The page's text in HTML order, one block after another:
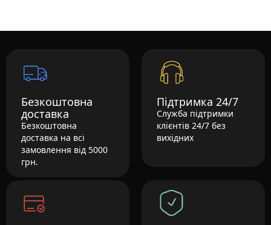
Безкоштовна
доставка
Безкоштовна
доставка на всі
замовлення від 5000
грн.
Підтримка 24/7
Служба підтримки
клієнтів 24/7 без
вихідних